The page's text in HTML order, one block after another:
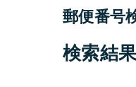
郵便番号
検索結